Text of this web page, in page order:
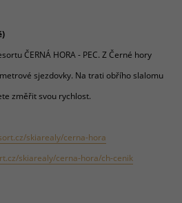
ČERNÁ HORA - PEC. Z Černé hory
sjezdovky. Na trati obřího slalomu
změřit svou rychlost.
skiarealy/cerna-hora
skiarealy/cerna-hora/ch-cenik